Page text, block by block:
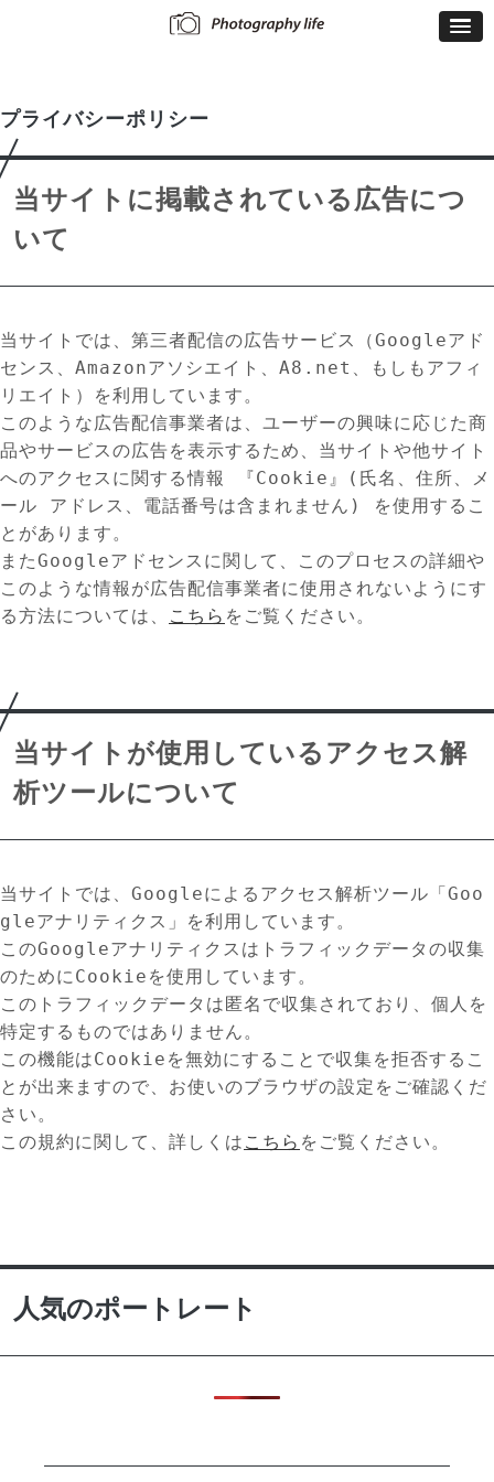
プライバシーポリシー
当サイトに掲載されている広告につ
いて
当サイトでは、第三者配信の広告サービス（Googleアド
センス、Amazonアソシエイト、A8.net、もしもアフィ
リエイト）を利用しています。
このような広告配信事業者は、ユーザーの興味に応じた商
品やサービスの広告を表示するため、当サイトや他サイト
へのアクセスに関する情報 『Cookie』(氏名、住所、メ
ール アドレス、電話番号は含まれません) を使用するこ
とがあります。
またGoogleアドセンスに関して、このプロセスの詳細や
このような情報が広告配信事業者に使用されないようにす
る方法については、
こちら をご覧ください。
当サイトが使用しているアクセス解
析ツールについて
当サイトでは、Googleによるアクセス解析ツール「Goo
gleアナリティクス」を利用しています。
このGoogleアナリティクスはトラフィックデータの収集
のためにCookieを使用しています。
このトラフィックデータは匿名で収集されており、個人を
特定するものではありません。
この機能はCookieを無効にすることで収集を拒否するこ
とが出来ますので、お使いのブラウザの設定をご確認くだ
さい。
この規約に関して、詳しくは こちら をご覧ください。
人気のポートレート